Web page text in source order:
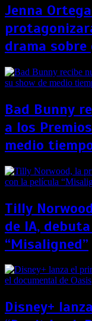
Jenna
drama
Bad Bunny
a los
medio
Tilly
de IA,
“Misaligned”
Disney+